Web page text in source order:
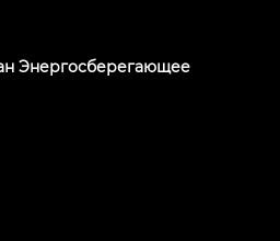
Энергосберегающее